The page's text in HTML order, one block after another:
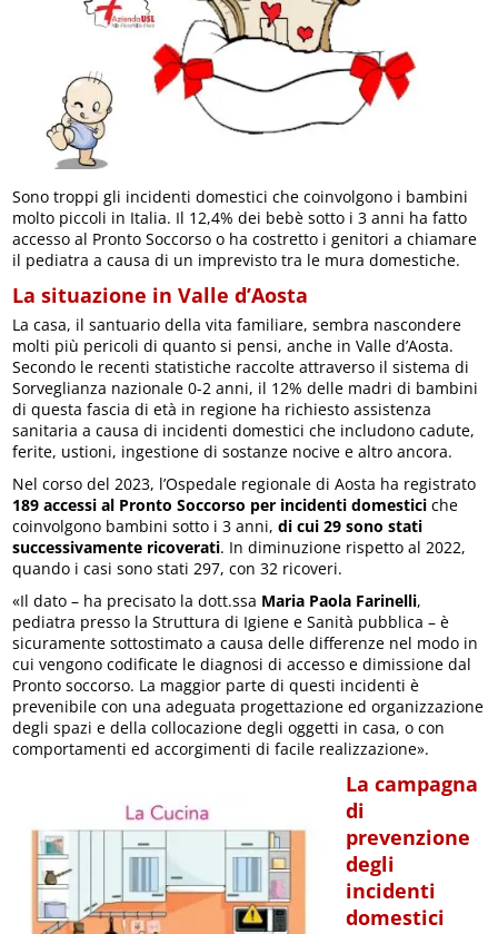
Sono troppi gli incidenti domestici che coinvolgono i bambini
molto piccoli in Italia. Il 12,4% dei bebè sotto i 3 anni ha fatto
accesso al Pronto Soccorso o ha costretto i genitori a chiamare
il pediatra a causa di un imprevisto tra le mura domestiche.
La situazione in Valle d’Aosta
La casa, il santuario della vita familiare, sembra nascondere
molti più pericoli di quanto si pensi, anche in Valle d’Aosta.
Secondo le recenti statistiche raccolte attraverso il sistema di
Sorveglianza nazionale 0-2 anni, il 12% delle madri di bambini
di questa fascia di età in regione ha richiesto assistenza
sanitaria a causa di incidenti domestici che includono cadute,
ferite, ustioni, ingestione di sostanze nocive e altro ancora.
Nel corso del 2023, l’Ospedale regionale di Aosta ha registrato
189 accessi al Pronto Soccorso per incidenti domestici che
coinvolgono bambini sotto i 3 anni,di cui 29 sono stati
successivamente ricoverati. In diminuzione rispetto al 2022,
quando i casi sono stati 297, con 32 ricoveri.
«Il dato – ha precisato la dott.ssa Maria Paola Farinelli,
pediatra presso la Struttura di Igiene e Sanità pubblica – è
sicuramente sottostimato a causa delle differenze nel modo in
cui vengono codificate le diagnosi di accesso e dimissione dal
Pronto soccorso. La maggior parte di questi incidenti è
prevenibile con una adeguata progettazione ed organizzazione
degli spazi e della collocazione degli oggetti in casa, o con
comportamenti ed accorgimenti di facile realizzazione».
La campagna
di
prevenzione
degli
incidenti
domestici